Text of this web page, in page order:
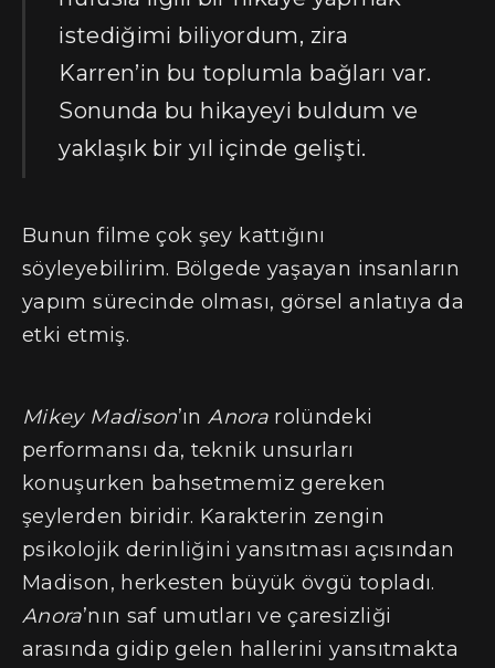
istediğimi biliyordum, zira
Karren’in bu toplumla bağları var.
Sonunda bu hikayeyi buldum ve
yaklaşık bir yıl içinde gelişti.
Bunun filme çok şey kattığını
söyleyebilirim. Bölgede yaşayan insanların
yapım sürecinde olması, görsel anlatıya da
etki etmiş.
Mikey Madison’ınAnorarolündeki
performansı da, teknik unsurları
konuşurken bahsetmemiz gereken
şeylerden biridir. Karakterin zengin
psikolojik derinliğini yansıtması açısından
Madison, herkesten büyük övgü topladı.
Anora’nın saf umutları ve çaresizliği
arasında gidip gelen hallerini yansıtmakta